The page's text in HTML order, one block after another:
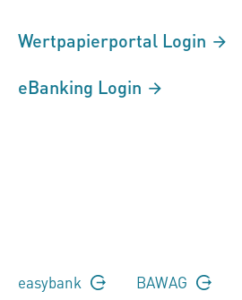
Wertpapierportal Login
eBanking Login
easybank BAWAG